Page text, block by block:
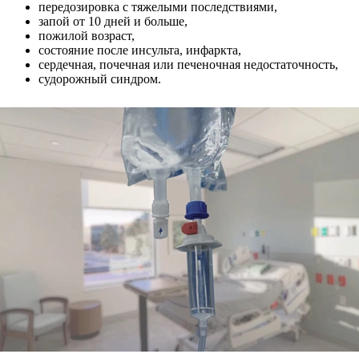
передозировка с тяжелыми последствиями,
запой от 10 дней и больше,
пожилой возраст,
состояние после инсульта, инфаркта,
сердечная, почечная или печеночная недостаточность,
судорожный синдром.